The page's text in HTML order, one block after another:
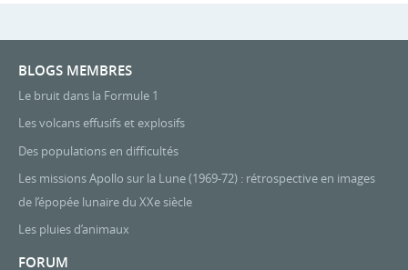
BLOGS MEMBRES
Le bruit dans la Formule 1
Les volcans effusifs et explosifs
Des populations en difficultés
Les missions Apollo sur la Lune (1969-72) : rétrospective en images
de l’épopée lunaire du XXe siècle
Les pluies d’animaux
FORUM